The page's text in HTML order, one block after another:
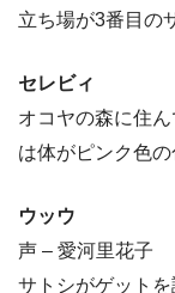
立ち場が3番目の
セレビィ
オコヤの森に住
は体がピンク色の
ウッウ
声 – 愛河里花子
サトシがゲット